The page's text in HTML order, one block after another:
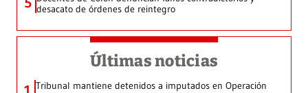
desacato de órdenes de reintegro
Últimas noticias
Tribunal mantiene detenidos a imputados en Operación